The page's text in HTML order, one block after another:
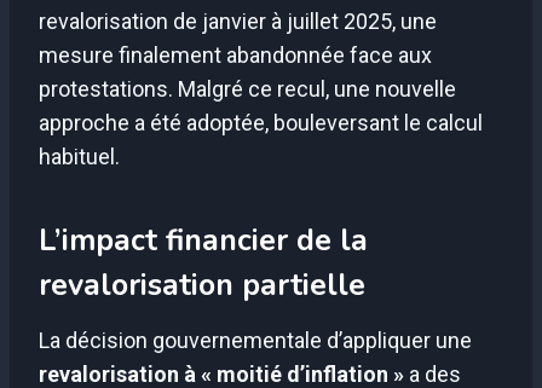
revalorisation de janvier à juillet 2025, une
mesure finalement abandonnée face aux
protestations. Malgré ce recul, une nouvelle
approche a été adoptée, bouleversant le calcul
habituel.
L’impact financier de la
revalorisation partielle
La décision gouvernementale d’appliquer une
revalorisation à « moitié d’inflation » a des